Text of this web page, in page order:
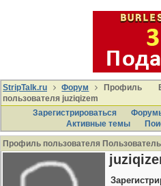
StripTalk.ru Форум
Профиль
пользователя juziqizem
Зарегистрироваться
Активные темы
Профиль пользователя